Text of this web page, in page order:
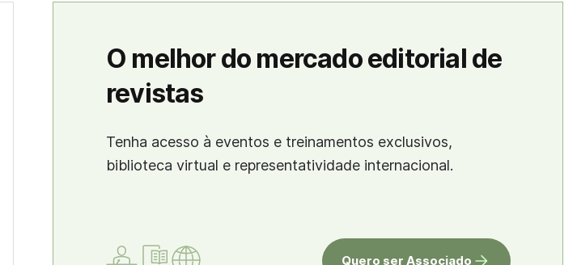
O melhor do mercado editorial de
revistas
Tenha acesso à eventos e treinamentos exclusivos,
biblioteca virtual e representatividade internacional.
Quero ser Associado